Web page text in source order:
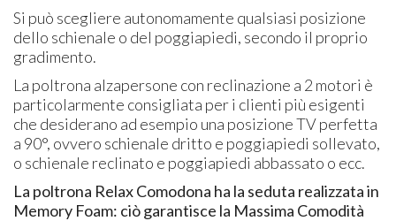
Si può scegliere autonomamente qualsiasi posizione
dello schienale o del poggiapiedi, secondo il proprio
gradimento.
La poltrona alzapersone con reclinazione a 2 motori è
particolarmente consigliata per i clienti più esigenti
che desiderano ad esempio una posizione TV perfetta
a 90°, ovvero schienale dritto e poggiapiedi sollevato,
o schienale reclinato e poggiapiedi abbassato o ecc.
La poltrona Relax Comodona ha la seduta realizzata in
Memory Foam: ciò garantisce la Massima Comodità